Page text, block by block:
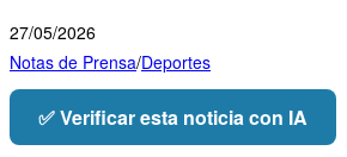
27/05/2026
Notas de Prensa/Deportes
✅ Verificar esta noticia con IA